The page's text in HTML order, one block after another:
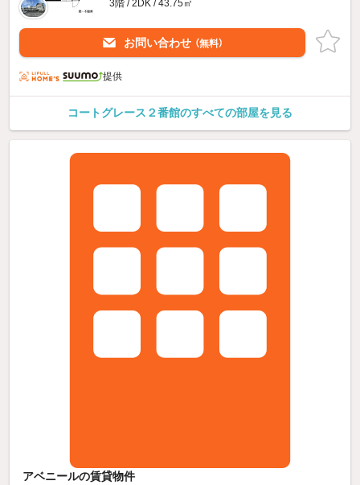
3階 / 2DK / 43.75㎡
お問い合わせ （無料）
提供
コートグレース２番館のすべての部屋を見る
アベニールの賃貸物件